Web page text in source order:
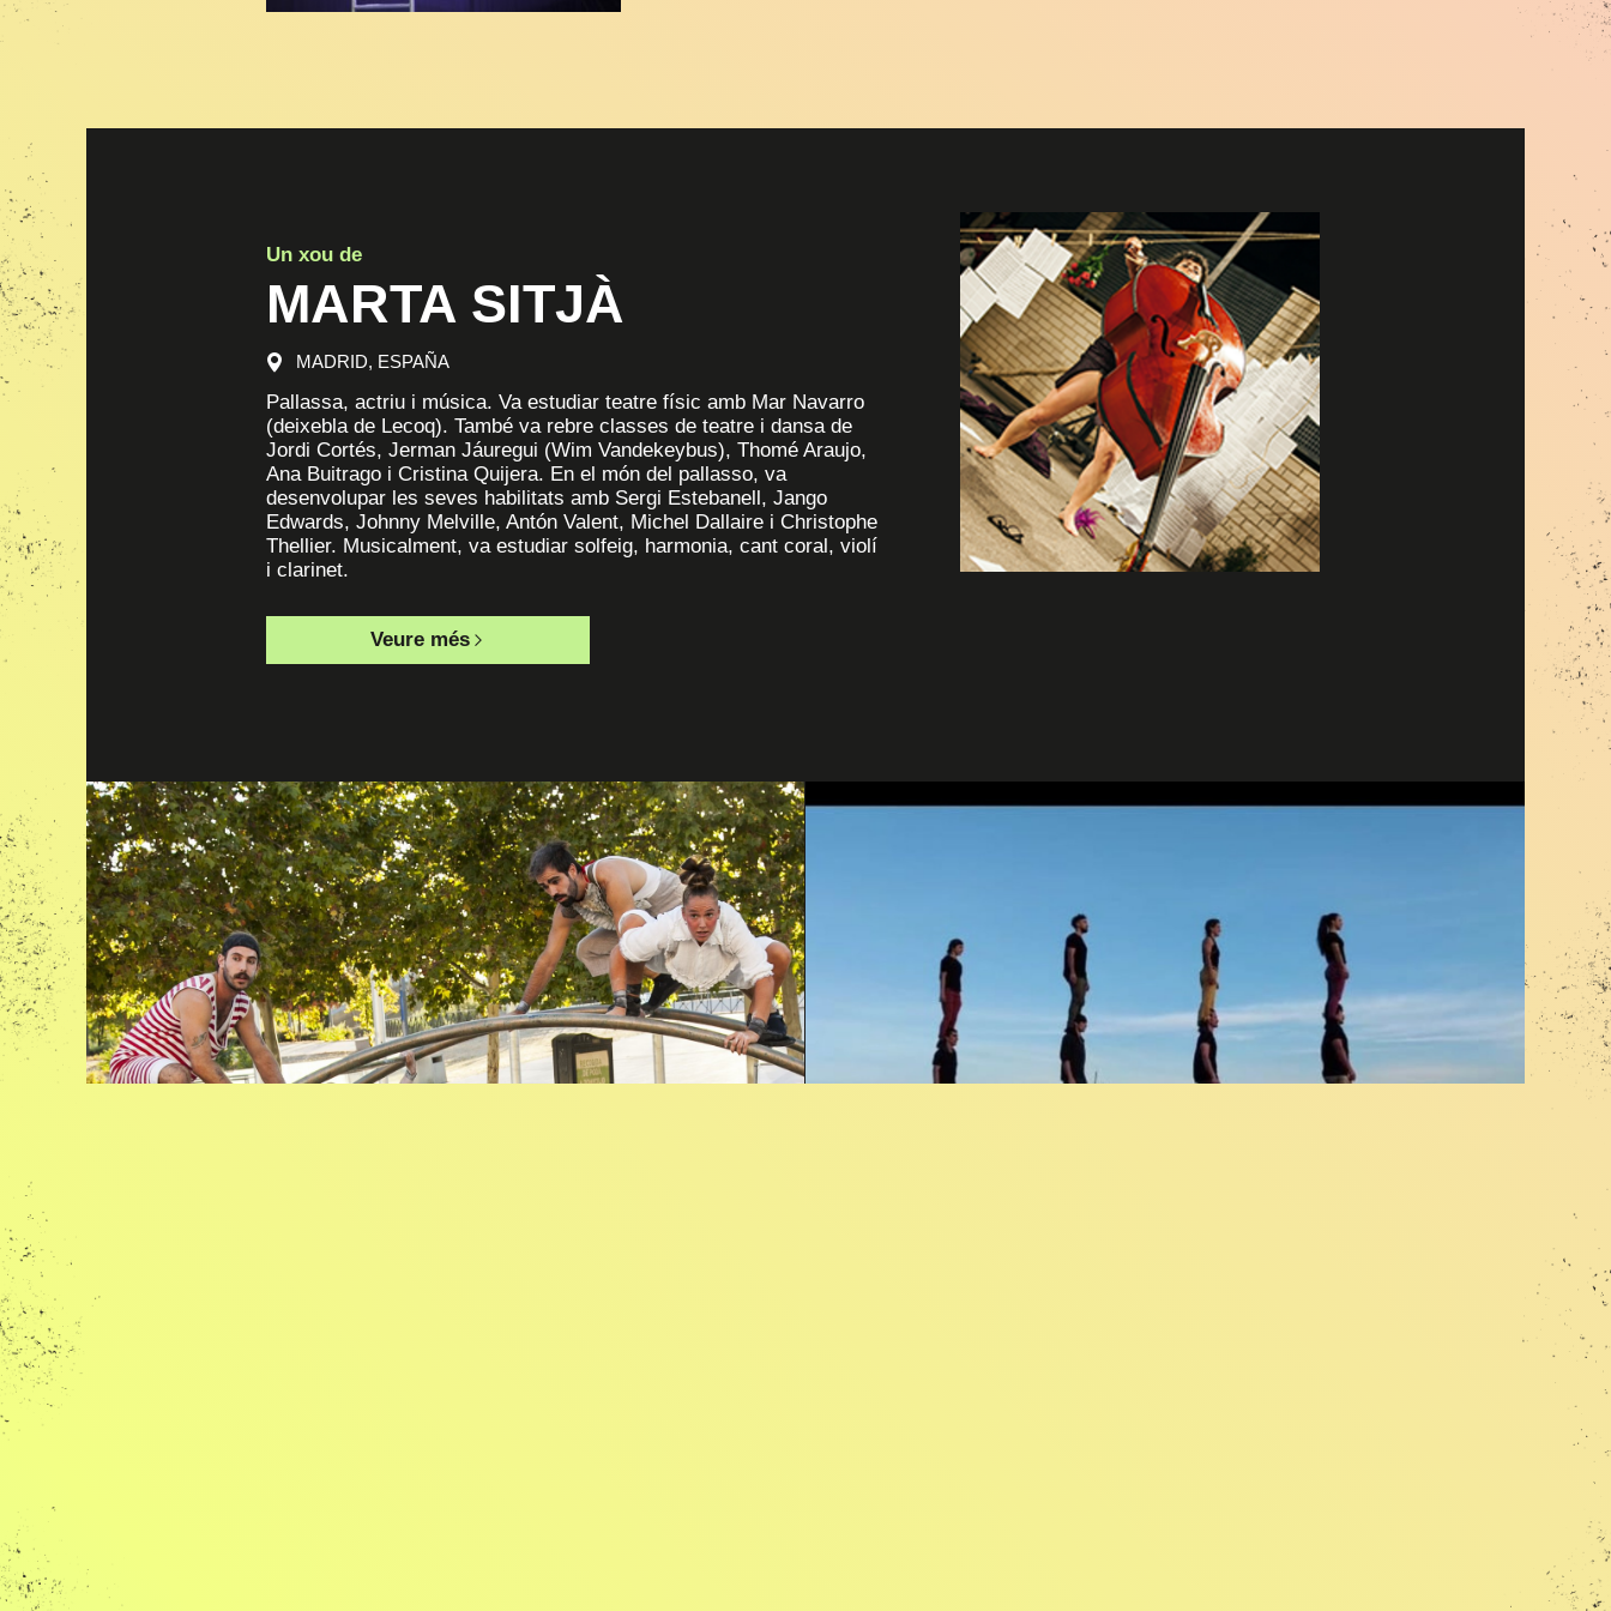
Un xou de
MARTA SITJÀ
MADRID, ESPAÑA
Pallassa, actriu i música. Va estudiar teatre físic amb Mar Navarro
(deixebla de Lecoq). També va rebre classes de teatre i dansa de
Jordi Cortés, Jerman Jáuregui (Wim Vandekeybus), Thomé Araujo,
Ana Buitrago i Cristina Quijera. En el món del pallasso, va
desenvolupar les seves habilitats amb Sergi Estebanell, Jango
Edwards, Johnny Melville, Antón Valent, Michel Dallaire i Christophe
Thellier. Musicalment, va estudiar solfeig, harmonia, cant coral, violí
i clarinet.
Veure més